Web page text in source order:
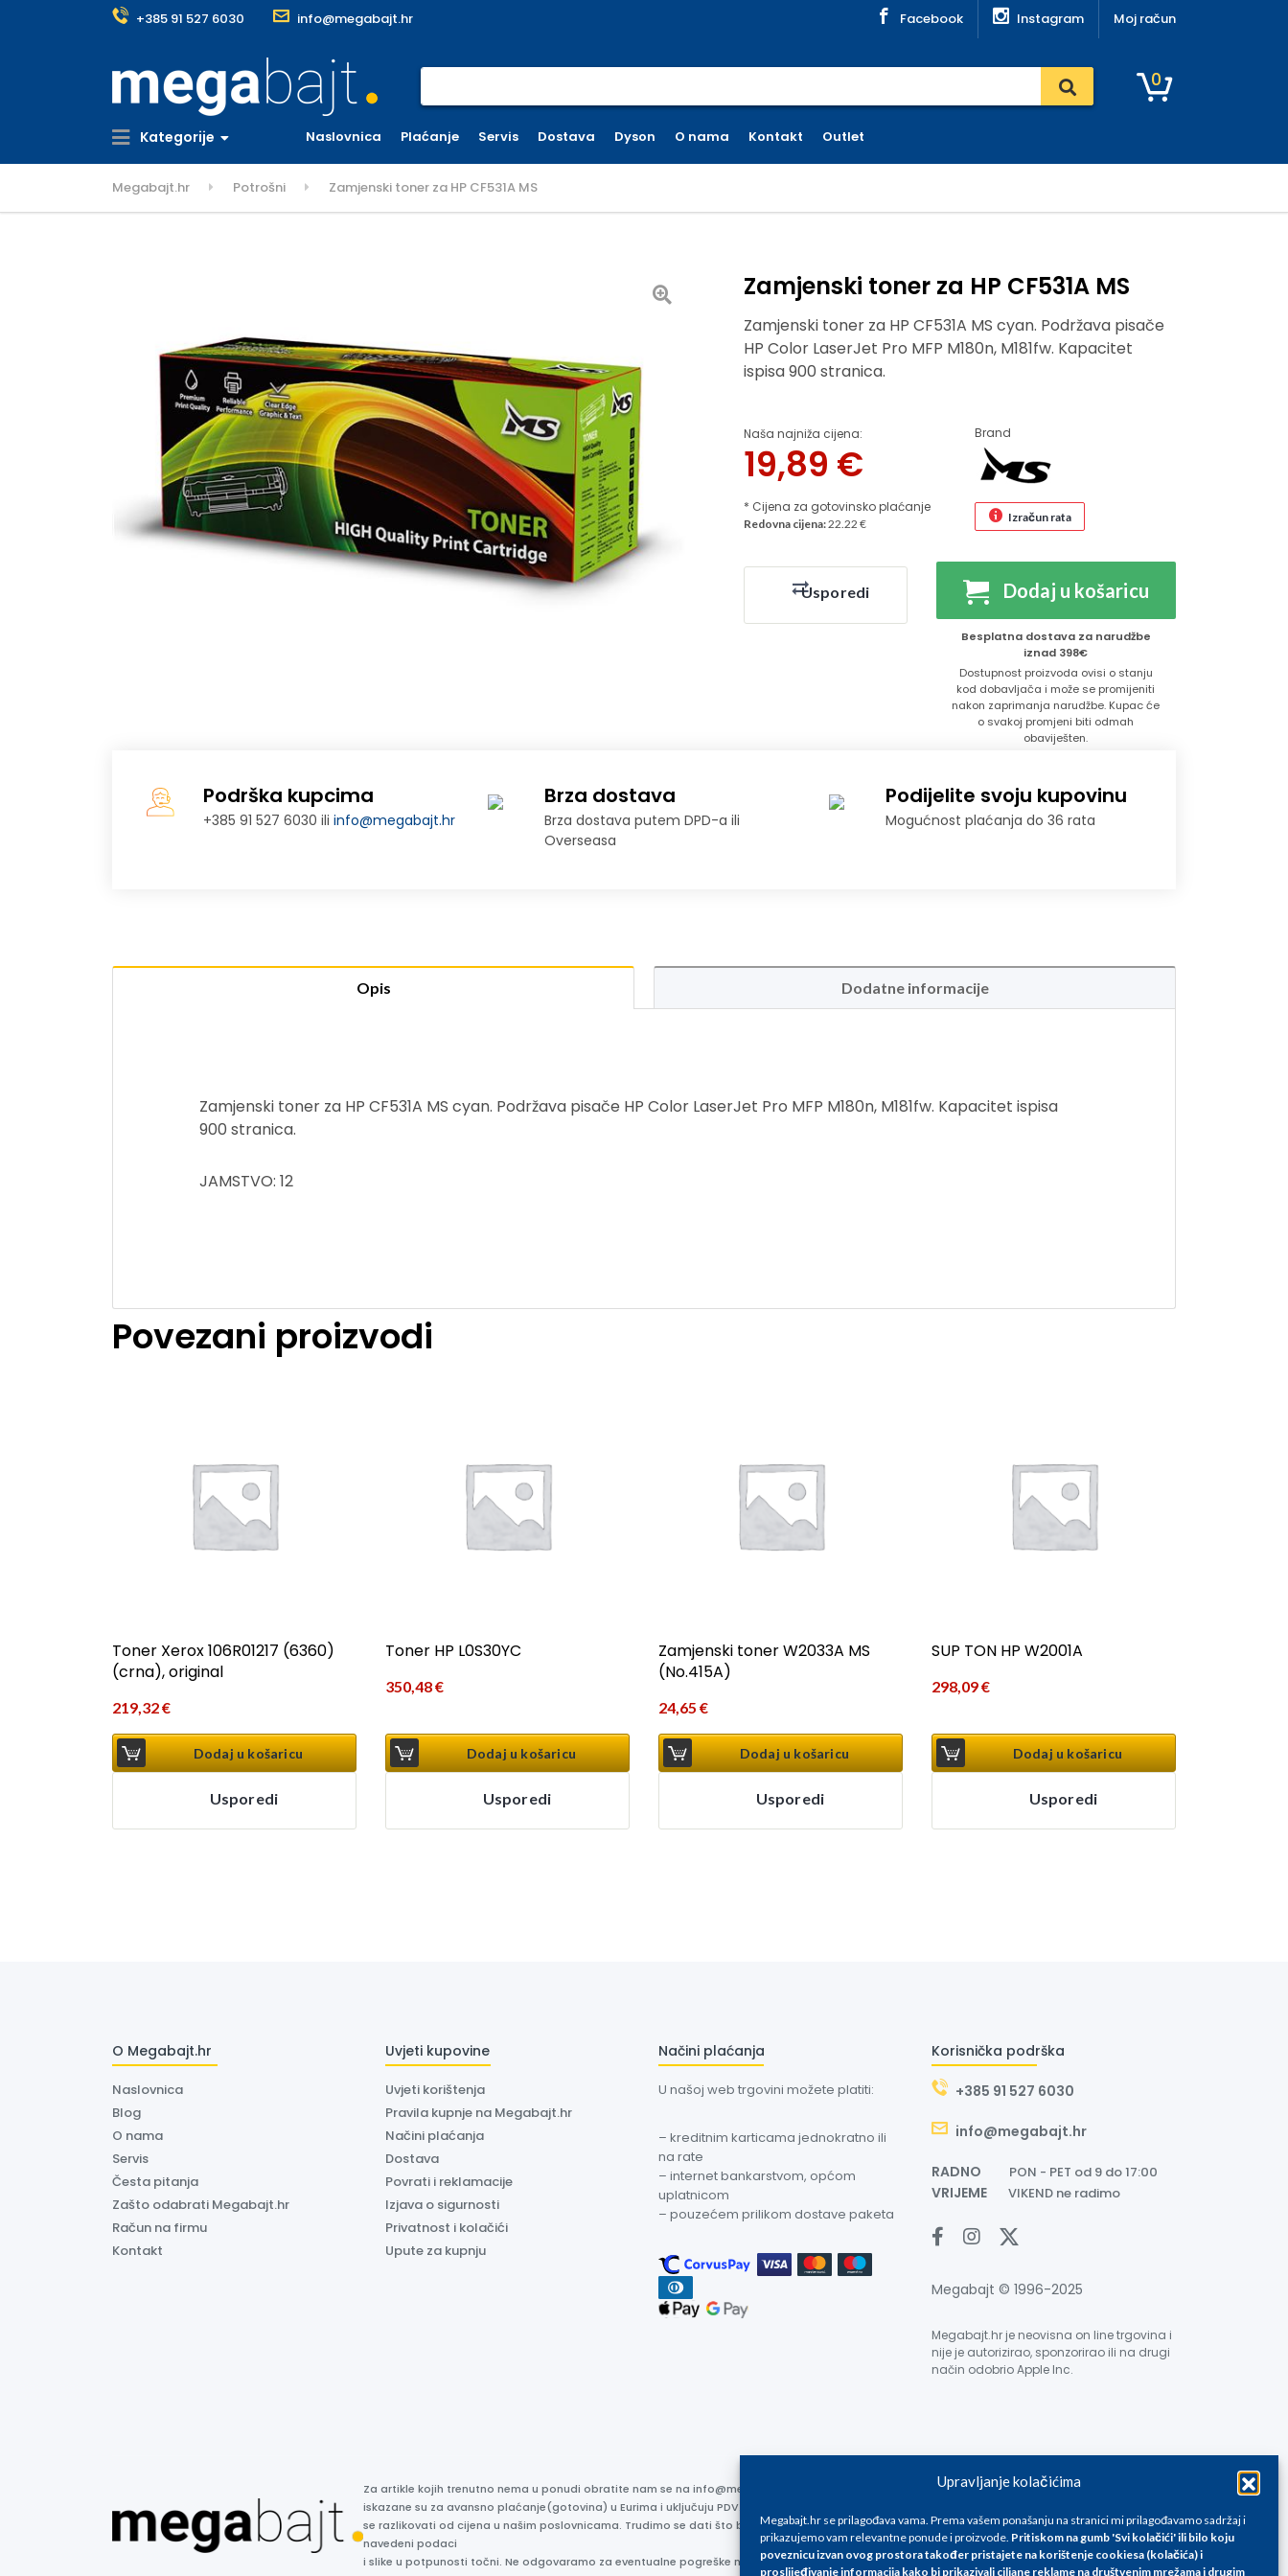
Upravljanje kolačićima
Megabajt.hr se prilagođava vama. Prema vašem ponašanju na stranici mi prilagođavamo sadržaj i
prikazujemo vam relevantne ponude i proizvode. Pritiskom na gumb 'Svi kolačići' ili bilo koju
poveznicu izvan ovog prostora također pristajete na korištenje cookiesa (kolačića) i
proslijeđivanje informacija kako bi prikazivali ciljane reklame na društvenim mrežama i drugim
+385 91 527 6030 info@megabajt.hr Facebook Instagram Moj račun
0
Kategorije Naslovnica Plaćanje Servis Dostava Dyson O nama Kontakt Outlet
Megabajt.hr Potrošni Zamjenski toner za HP CF531A MS
Zamjenski toner za HP CF531A MS
Zamjenski toner za HP CF531A MS cyan. Podržava pisače
HP Color LaserJet Pro MFP M180n, M181fw. Kapacitet
ispisa 900 stranica.
Naša najniža cijena:
19,89 €
* Cijena za gotovinsko plaćanje
Brand
Redovna cijena:22.22 € Izračun rata
Usporedi Dodaj u košaricu
Besplatna dostava za narudžbe
iznad 398€
Dostupnost proizvoda ovisi o stanju
kod dobavljača i može se promijeniti
nakon zaprimanja narudžbe. Kupac će
o svakoj promjeni biti odmah
obaviješten.
Podrška kupcima
+385 91 527 6030 iliinfo@megabajt.hr
Brza dostava
Brza dostava putem DPD-a ili
Overseasa
Podijelite svoju kupovinu
Mogućnost plaćanja do 36 rata
Opis Dodatne informacije
Zamjenski toner za HP CF531A MS cyan. Podržava pisače HP Color LaserJet Pro MFP M180n, M181fw. Kapacitet ispisa
900 stranica.
JAMSTVO: 12
Povezani proizvodi
Toner Xerox 106R01217 (6360)
(crna), original
219,32€
Dodaj u košaricu
Usporedi
Toner HP L0S30YC
350,48€
Dodaj u košaricu
Usporedi
Zamjenski toner W2033A MS
(No.415A)
24,65 €
Dodaj u košaricu
Usporedi
SUP TON HP W2001A
298,09€
Dodaj u košaricu
Usporedi
O Megabajt.hr
Naslovnica
Blog
O nama
Servis
Česta pitanja
Zašto odabrati Megabajt.hr
Račun na firmu
Kontakt
Uvjeti kupovine
Uvjeti korištenja
Pravila kupnje na Megabajt.hr
Načini plaćanja
Dostava
Povrati i reklamacije
Izjava o sigurnosti
Privatnost i kolačići
Upute za kupnju
Načini plaćanja
U našoj web trgovini možete platiti:
– kreditnim karticama jednokratno ili
na rate
– internet bankarstvom, općom
uplatnicom
– pouzećem prilikom dostave paketa
Korisnička podrška
+385 91 527 6030
info@megabajt.hr
RADNO PON - PET od 9 do 17:00
VRIJEME VIKEND ne radimo
Megabajt © 1996-2025
Megabajt.hr je neovisna on line trgovina i
nije je autorizirao, sponzorirao ili na drugi
način odobrio Apple Inc.
Za artikle kojih trenutno nema u ponudi obratite nam se na info@megabajt.hr. Sve cijene su informativnog karaktera i podložne su promjenama, a
iskazane su za avansno plaćanje(gotovina) u Eurima i uključuju PDV. Sve cijene su iskazane isključivo za kupovinu putem webshop-a i mogu
se razlikovati od cijena u našim poslovnicama. Trudimo se dati što bolji i točniji opis i sliku. Unatoč tome, ne možemo garantirati da su svi
navedeni podaci
i slike u potpunosti točni. Ne odgovaramo za eventualne pogreške nastale u opisu proizvoda, greške prilikom štampanja te promjene cijena.